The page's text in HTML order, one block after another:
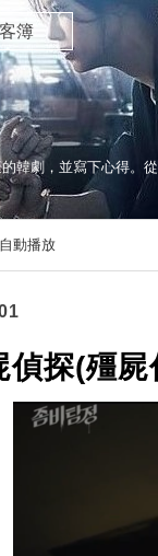
韓劇，並寫下心得
簿
動播放
偵探(殭